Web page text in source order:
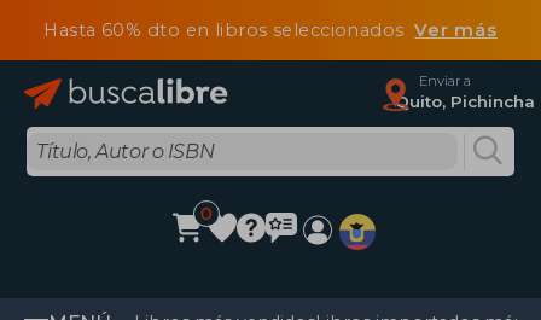
Hasta 60% dto en libros seleccionadosVer más
Enviar a
Quito, Pichincha
0